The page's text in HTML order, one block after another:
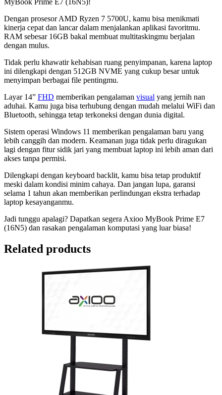
MyBook Prime E7 (16N5)!
Dengan prosesor AMD Ryzen 7 5700U, kamu bisa menikmati
kinerja cepat dan lancar dalam menjalankan aplikasi favoritmu.
RAM sebesar 16GB bakal membuat multitaskingmu berjalan
dengan mulus.
Tidak perlu khawatir kehabisan ruang penyimpanan, karena laptop
ini dilengkapi dengan 512GB NVME yang cukup besar untuk
menyimpan berbagai file pentingmu.
Layar 14” FHD memberikan pengalaman visual yang jernih nan
aduhai. Kamu juga bisa terhubung dengan mudah melalui WiFi dan
Bluetooth, sehingga tetap terkoneksi dengan dunia digital.
Sistem operasi Windows 11 memberikan pengalaman baru yang
lebih canggih dan modern. Keamanan juga tidak perlu diragukan
lagi dengan fitur sidik jari yang membuat laptop ini lebih aman dari
akses tanpa permisi.
Dilengkapi dengan keyboard backlit, kamu bisa tetap produktif
meski dalam kondisi minim cahaya. Dan jangan lupa, garansi
selama 1 tahun akan memberikan perlindungan ekstra terhadap
laptop kesayanganmu.
Jadi tunggu apalagi? Dapatkan segera Axioo MyBook Prime E7
(16N5) dan rasakan pengalaman komputasi yang luar biasa!
Related products